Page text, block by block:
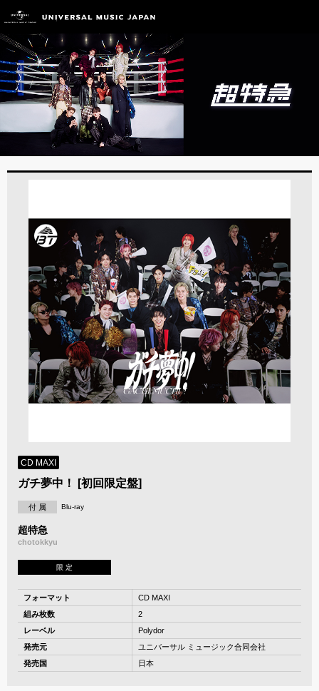
CD MAXI
ガチ夢中！ [初回限定盤]
付 属 Blu-ray
超特急
chotokkyu
限 定
フォーマット
CD MAXI
組み枚数
2
レーベル
Polydor
発売元
ユニバーサル ミュージック合同会社
発売国
日本